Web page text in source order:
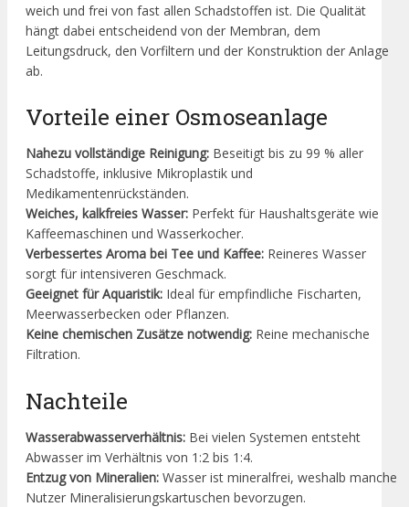
weich und frei von fast allen Schadstoffen ist. Die Qualität
hängt dabei entscheidend von der Membran, dem
Leitungsdruck, den Vorfiltern und der Konstruktion der Anlage
ab.
Vorteile einer Osmoseanlage
Nahezu vollständige Reinigung: Beseitigt bis zu 99 % aller
Schadstoffe, inklusive Mikroplastik und
Medikamentenrückständen.
Weiches, kalkfreies Wasser: Perfekt für Haushaltsgeräte wie
Kaffeemaschinen und Wasserkocher.
Verbessertes Aroma bei Tee und Kaffee: Reineres Wasser
sorgt für intensiveren Geschmack.
Geeignet für Aquaristik: Ideal für empfindliche Fischarten,
Meerwasserbecken oder Pflanzen.
Keine chemischen Zusätze notwendig: Reine mechanische
Filtration.
Nachteile
Wasserabwasserverhältnis: Bei vielen Systemen entsteht
Abwasser im Verhältnis von 1:2 bis 1:4.
Entzug von Mineralien: Wasser ist mineralfrei, weshalb manche
Nutzer Mineralisierungskartuschen bevorzugen.